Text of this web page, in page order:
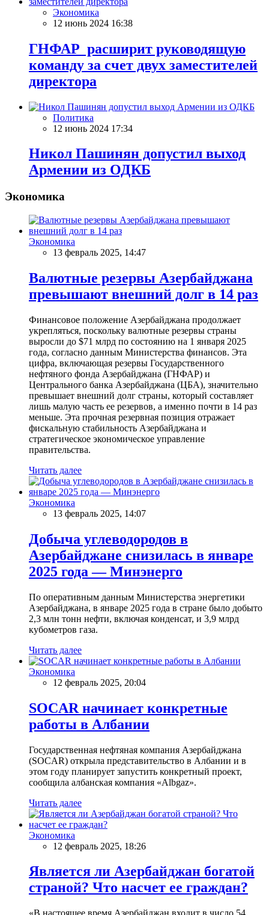
Экономика
12 июнь 2024 16:38
ГНФАР расширит руководящую
команду за счет двух заместителей
директора
Политика
12 июнь 2024 17:34
Никол Пашинян допустил выход
Армении из ОДКБ
Экономика
Экономика
13 февраль 2025, 14:47
Валютные резервы Азербайджана
превышают внешний долг в 14 раз
Финансовое положение Азербайджана продолжает
укрепляться, поскольку валютные резервы страны
выросли до $71 млрд по состоянию на 1 января 2025
года, согласно данным Министерства финансов. Эта
цифра, включающая резервы Государственного
нефтяного фонда Азербайджана (ГНФАР) и
Центрального банка Азербайджана (ЦБА), значительно
превышает внешний долг страны, который составляет
лишь малую часть ее резервов, а именно почти в 14 раз
меньше. Эта прочная резервная позиция отражает
фискальную стабильность Азербайджана и
стратегическое экономическое управление
правительства.
Читать далее
Экономика
13 февраль 2025, 14:07
Добыча углеводородов в
Азербайджане снизилась в январе
2025 года — Минэнерго
По оперативным данным Министерства энергетики
Азербайджана, в январе 2025 года в стране было добыто
2,3 млн тонн нефти, включая конденсат, и 3,9 млрд
кубометров газа.
Читать далее
Экономика
12 февраль 2025, 20:04
SOCAR начинает конкретные
работы в Албании
Государственная нефтяная компания Азербайджана
(SOCAR) открыла представительство в Албании и в
этом году планирует запустить конкретный проект,
сообщила албанская компания «Albgaz».
Читать далее
Экономика
12 февраль 2025, 18:26
Является ли Азербайджан богатой
страной? Что насчет ее граждан?